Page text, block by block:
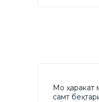
Мо ҳаракат
самт